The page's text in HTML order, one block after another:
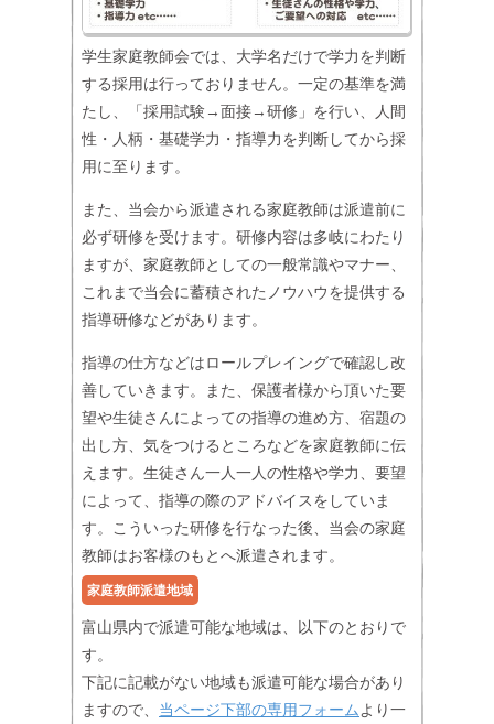
学生家庭教師会では、大学名だけで学力を判断
する採用は行っておりません。一定の基準を満
たし、「採用試験→面接→研修」を行い、人間
性・人柄・基礎学力・指導力を判断してから採
用に至ります。
また、当会から派遣される家庭教師は派遣前に
必ず研修を受けます。研修内容は多岐にわたり
ますが、家庭教師としての一般常識やマナー、
これまで当会に蓄積されたノウハウを提供する
指導研修などがあります。
指導の仕方などはロールプレイングで確認し改
善していきます。また、保護者様から頂いた要
望や生徒さんによっての指導の進め方、宿題の
出し方、気をつけるところなどを家庭教師に伝
えます。生徒さん一人一人の性格や学力、要望
によって、指導の際のアドバイスをしていま
す。こういった研修を行なった後、当会の家庭
教師はお客様のもとへ派遣されます。
家庭教師派遣地域
富山県内で派遣可能な地域は、以下のとおりで
す。
下記に記載がない地域も派遣可能な場合があり
ますので、 当ページ下部の専用フォーム より一